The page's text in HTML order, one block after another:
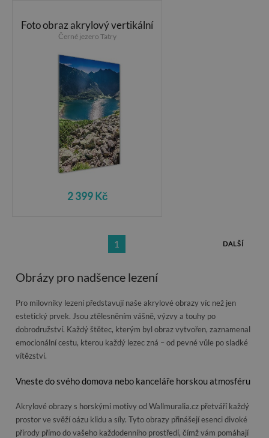
Foto obraz akrylový vertikální
Černé jezero Tatry
2 399 Kč
1 DALŠÍ
Obrázy pro nadšence lezení
Pro milovníky lezení představují naše akrylové obrazy víc než jen
estetický prvek. Jsou ztělesněním vášně, výzvy a touhy po
dobrodružství. Každý štětec, kterým byl obraz vytvořen, zaznamenal
emocionální cestu, kterou každý lezec zná – od pevné vůle po sladké
vítězství.
Vneste do svého domova nebo kanceláře horskou atmosféru
Akrylové obrazy s horskými motivy od Wallmuralia.cz přetváří každý
prostor ve svěží oázu klidu a síly. Tyto obrazy přinášejí esenci divoké
přírody přímo do vašeho každodenního prostředí, čímž vám pomáhají